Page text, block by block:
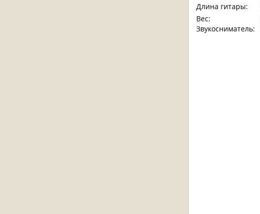
Длина гитары:
Вес:
Звукосниматель: